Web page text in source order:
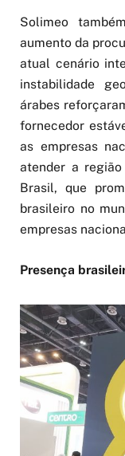
Solimeo
aumento da
atual cenário
instabilidade
árabes
fornecedor
as empresas
atender a
Brasil, que
brasileiro no
empresas
Presença